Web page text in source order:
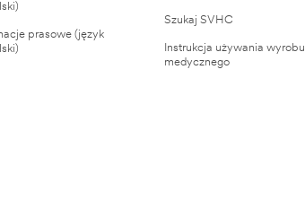
prasowe (język
Szukaj SVHC
Instrukcja używania wyrobu
medycznego